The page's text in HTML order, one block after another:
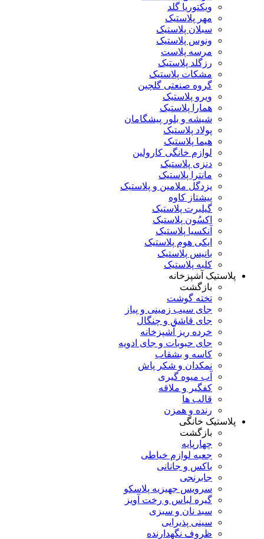
ویکتوریا گلد
مهر پلاستیک
سبلان پلاستیک
ونوس پلاستیک
مرسه پلاست
رزگلد پلاستیک
مشکات پلاستیک
گروه صنعتی گلچین
ویرو پلاستیک
همارا پلاستیک
شیشه و بلور پیشگامان
پولاد پلاستیک
هیما پلاستیک
لوازم خانگی کارولین
دنزی پلاستیک
مانترا پلاستیک
یزدگل ملامین و پلاستیک
پیشتاز کاوه
گیلبرت پلاستیک
اکسُون پلاستیک
آنکسیا پلاستیک
ایکی هوم پلاستیک
بانیس پلاستیک
کلبه پلاستیک
پلاستیک آشپزخانه
بازگشت
تخته گوشت
جای سیب زمینی و پیاز
جای قاشق و چنگال
خرده ریز آشپزخانه
جای حبوبات و جای ادویه
کاسه و بشقاب
نمکدان و شکر پاش
آب میوه گیری
کفگیر و ملاقه
قالب ها
رنده و همزن
پلاستیک خانگی
بازگشت
چهارپایه
جعبه لوازم خیاطی
باکس و جانانی
جابرنجی
سرویس جهیزیه پلاسکو
گیره لباس و رخت آویز
سبد نان و سبزی
سینی پذیرایی
ظروف نگهدارنده